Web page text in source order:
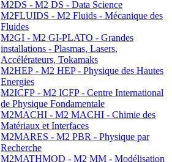
M2DS - M2 DS - Data Science
M2FLUIDS - M2 Fluids - Mécanique des
Fluides
M2GI - M2 GI-PLATO - Grandes
installations - Plasmas, Lasers,
Accélérateurs, Tokamaks
M2HEP - M2 HEP - Physique des Hautes
Energies
M2ICFP - M2 ICFP - Centre International
de Physique Fondamentale
M2MACHI - M2 MACHI - Chimie des
Matériaux et Interfaces
M2MARES - M2 PBR - Physique par
Recherche
M2MATHMOD - M2 MM - Modélisation